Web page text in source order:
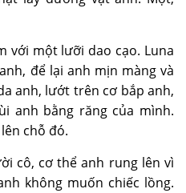
với một lưỡi dao cạo. Luna
để lại anh mịn màng và
anh, lướt trên cơ bắp anh,
anh bằng răng của mình.
chỗ đó.
cô, cơ thể anh rung lên vì
không muốn chiếc lồng.